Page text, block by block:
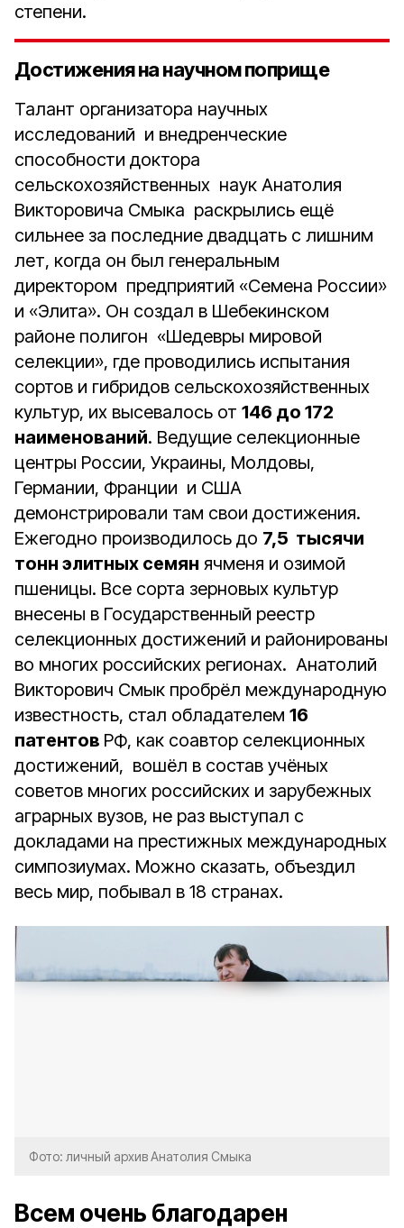
степени.
Достижения на научном поприще
Талант организатора научных
исследований и внедренческие
способности доктора
сельскохозяйственных наук Анатолия
Викторовича Смыка раскрылись ещё
сильнее за последние двадцать с лишним
лет, когда он был генеральным
директором предприятий «Семена России»
и «Элита». Он создал в Шебекинском
районе полигон «Шедевры мировой
селекции», где проводились испытания
сортов и гибридов сельскохозяйственных
культур, их высевалось от 146 до 172
наименований. Ведущие селекционные
центры России, Украины, Молдовы,
Германии, Франции и США
демонстрировали там свои достижения.
Ежегодно производилось до 7,5 тысячи
тонн элитных семян ячменя и озимой
пшеницы. Все сорта зерновых культур
внесены в Государственный реестр
селекционных достижений и районированы
во многих российских регионах. Анатолий
Викторович Смык пробрёл международную
известность, стал обладателем 16
патентов РФ, как соавтор селекционных
достижений, вошёл в состав учёных
советов многих российских и зарубежных
аграрных вузов, не раз выступал с
докладами на престижных международных
симпозиумах. Можно сказать, объездил
весь мир, побывал в 18 странах.
Фото: личный архив Анатолия Смыка
Всем очень благодарен